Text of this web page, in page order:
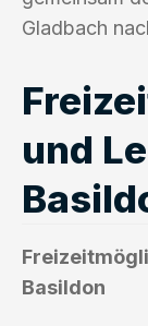
Gladbach
und
Basildon